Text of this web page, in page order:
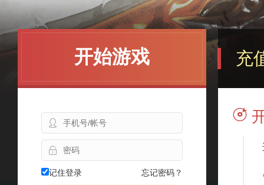
充
开始游戏
记住登录 忘记密码？